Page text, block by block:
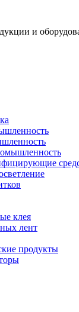
и
клея
лент
продукты